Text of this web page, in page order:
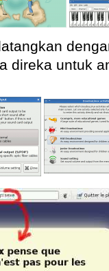
direka untuk